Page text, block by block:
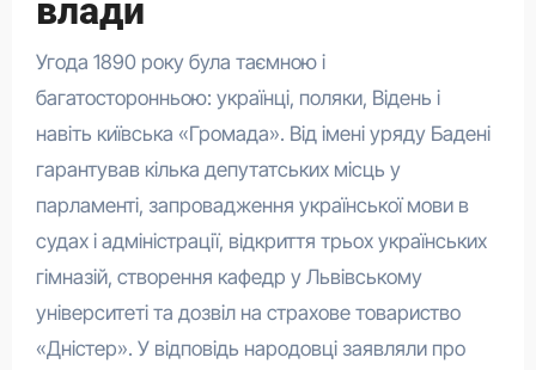
влади
Угода 1890 року була таємною і
багатосторонньою: українці, поляки, Відень і
навіть київська «Громада». Від імені уряду Бадені
гарантував кілька депутатських місць у
парламенті, запровадження української мови в
судах і адміністрації, відкриття трьох українських
гімназій, створення кафедр у Львівському
університеті та дозвіл на страхове товариство
«Дністер». У відповідь народовці заявляли про